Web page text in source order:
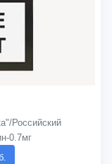
Российский
0.7мг